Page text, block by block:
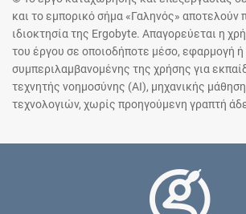
και το εμπορικό σήμα «Γαληνός» αποτελούν
ιδιοκτησία της Ergobyte. Απαγορεύεται η
του έργου σε οποιοδήποτε μέσο, εφαρμογή
συμπεριλαμβανομένης της χρήσης για
τεχνητής νοημοσύνης (AI), μηχανικής
τεχνολογιών, χωρίς προηγούμενη γραπτή